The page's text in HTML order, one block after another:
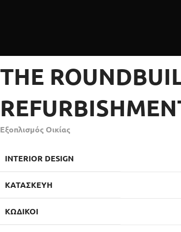
THE
Εξοπλισμός Οικίας
ΙNTERIOR DESIGN
ΚΑΤΑΣΚΕΥΉ
ΚΩΔΙΚΟΊ